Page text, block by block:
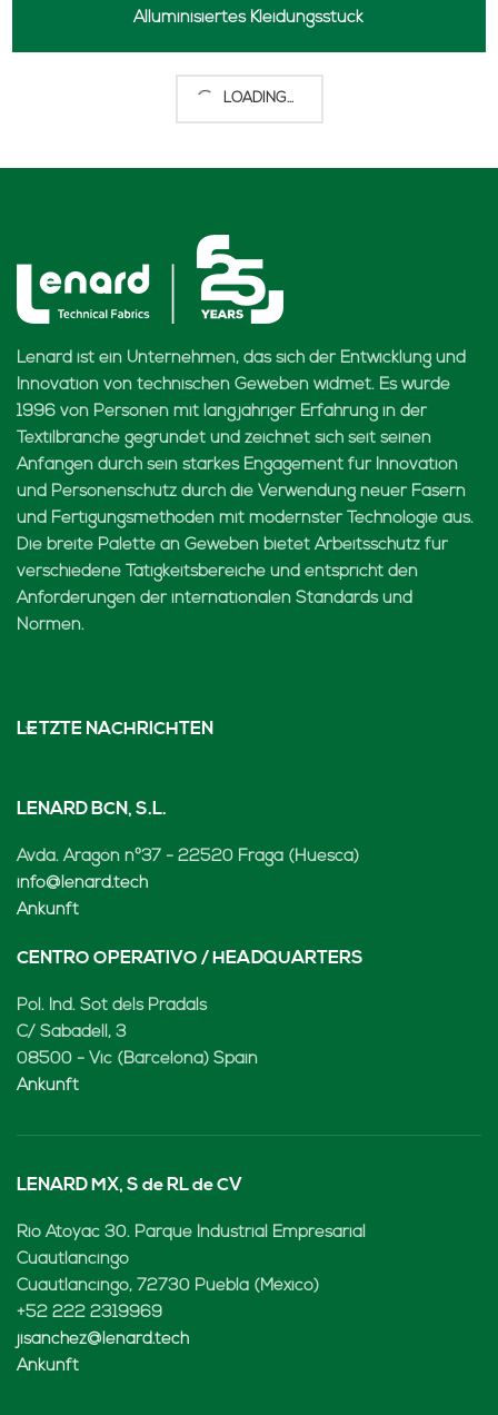
Alluminisiertes Kleidungsstück
LOADING...
Lenard ist ein Unternehmen, das sich der Entwicklung und
Innovation von technischen Geweben widmet. Es wurde
1996 von Personen mit langjähriger Erfahrung in der
Textilbranche gegründet und zeichnet sich seit seinen
Anfängen durch sein starkes Engagement für Innovation
und Personenschutz durch die Verwendung neuer Fasern
und Fertigungsmethoden mit modernster Technologie aus.
Die breite Palette an Geweben bietet Arbeitsschutz für
verschiedene Tätigkeitsbereiche und entspricht den
Anforderungen der internationalen Standards und
Normen.
LETZTE NACHRICHTEN
LENARD BCN, S.L.
Avda. Aragón nº37 - 22520 Fraga (Huesca)
info@lenard.tech
Ankunft
CENTRO OPERATIVO / HEADQUARTERS
Pol. Ind. Sot dels Pradals
C/ Sabadell, 3
08500 - Vic (Barcelona) Spain
Ankunft
LENARD MX, S de RL de CV
Rio Atoyac 30. Parque Industrial Empresarial
Cuautlancingo
Cuautlancingo, 72730 Puebla (México)
+52 222 2319969
jisanchez@lenard.tech
Ankunft